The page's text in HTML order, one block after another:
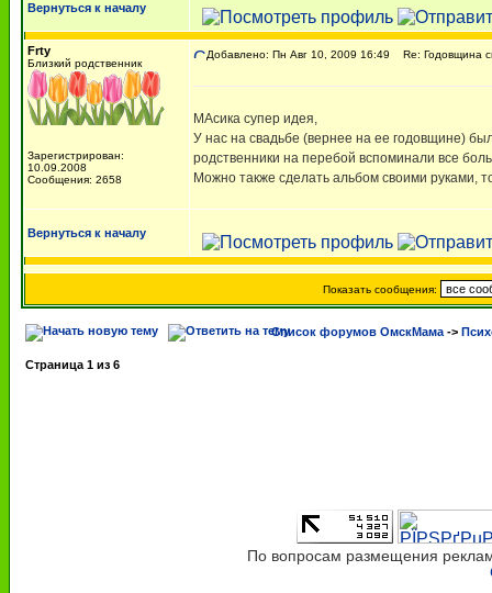
Вернуться к началу
Frty
Близкий родственник
Зарегистрирован:
10.09.2008
Сообщения: 2658
Добавлено: Пн Авг 10, 2009 16:49 Re: Годовщина
МАсика супер идея,
У нас на свадьбе (вернее на ее годовщине)
родственники на перебой вспоминали все
Можно также сделать альбом своими руками,
Вернуться к началу
Показать сообщения:
Список форумов ОмскМама ->
Страница 1 из 6
По вопросам размещения